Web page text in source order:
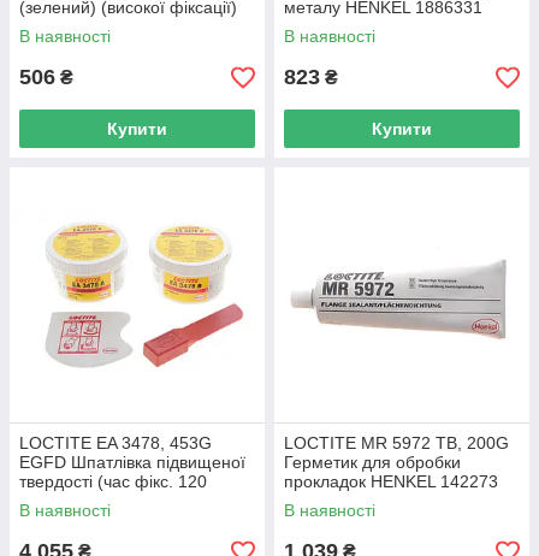
(зелений) (високої фіксації)
(проміжок 0.25) 1803038
UA62
В наявності
506 ₴
Купити
металу HENKEL 1886331
UA62
В наявності
823 ₴
Купити
LOCTITE EA 3478, 453G
EGFD Шпатлівка підвищеної
твердості (час фікс. 120
хв/120 °С/120 Н/мм2)
2941219 UA62
В наявності
LOCTITE MR 5972 TB, 200G
Герметик для обробки
прокладок HENKEL 142273
UA62
В наявності